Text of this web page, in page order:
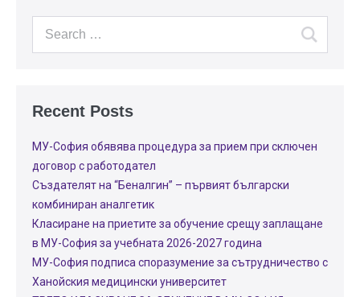
Recent Posts
МУ-София обявява процедура за прием при сключен
договор с работодател
Създателят на “Беналгин” – първият български
комбиниран аналгетик
Класиране на приетите за обучение срещу заплащане
в МУ-София за учебната 2026-2027 година
МУ-София подписа споразумение за сътрудничество с
Ханойския медицински университет